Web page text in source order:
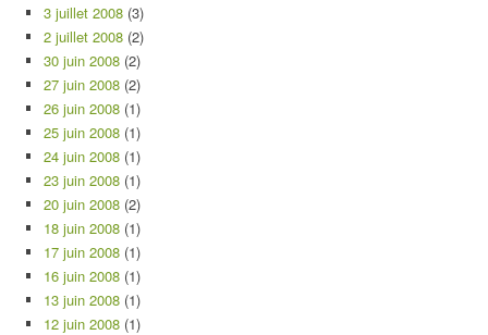
3 juillet 2008 (3)
2 juillet 2008 (2)
30 juin 2008 (2)
27 juin 2008 (2)
26 juin 2008 (1)
25 juin 2008 (1)
24 juin 2008 (1)
23 juin 2008 (1)
20 juin 2008 (2)
18 juin 2008 (1)
17 juin 2008 (1)
16 juin 2008 (1)
13 juin 2008 (1)
12 juin 2008 (1)